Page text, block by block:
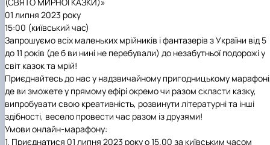
(СВЯТО МИРНОЇ КАЗКИ)»
01 липня 2023 року
15:00 (київський час)
Запрошуємо всіх маленьких мрійників і фантазерів з України від 5
до 11 років (де б ви нині не перебували) до незабутньої подорожі у
світ казок та мрій!
Приєднайтесь до нас у надзвичайному пригодницькому
де ви зможете у прямому ефірі окремо чи разом скласти казку,
випробувати свою креативність, розвинути літературні та інші
здібності, весело провести час разом із друзями!
Умови онлайн-марафону:
1. Приєднатися 01 липня 2023 року о 15.00 за київським часом